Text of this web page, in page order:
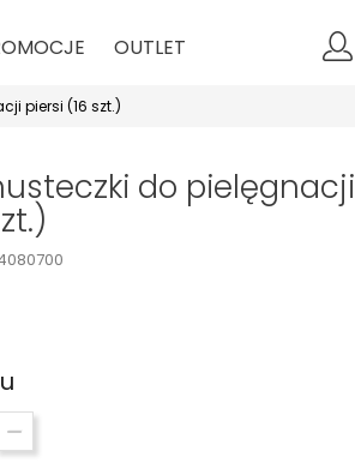
OUTLET
piersi (16 szt.)
do pielęgnacji